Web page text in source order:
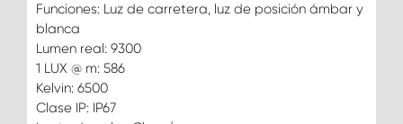
Funciones: Luz de carretera, luz de posición ámbar y
blanca
Lumen real: 9300
1 LUX @ m: 586
Kelvin: 6500
Clase IP: IP67